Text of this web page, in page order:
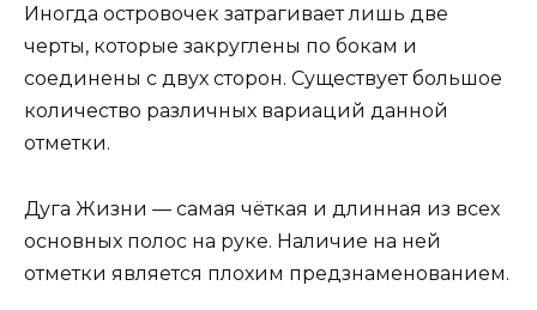
Иногда островочек затрагивает лишь две
черты, которые закруглены по бокам и
соединены с двух сторон. Существует большое
количество различных вариаций данной
отметки.
Дуга Жизни — самая чёткая и длинная из всех
основных полос на руке. Наличие на ней
отметки является плохим предзнаменованием.